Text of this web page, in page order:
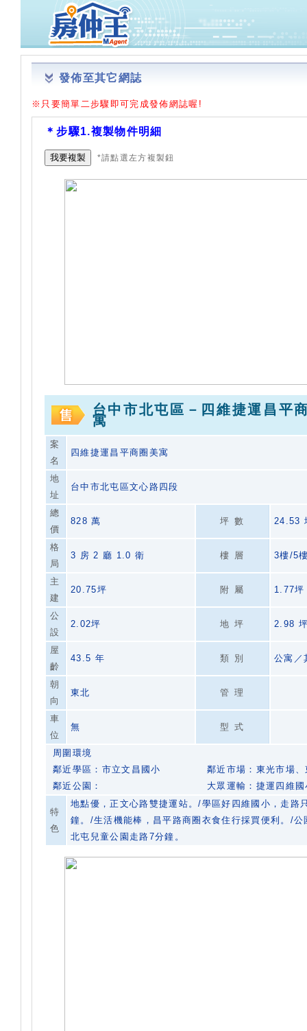
發佈至其它網誌
※只要簡單二步驟即可完成發佈網誌喔!
＊步驟1.複製物件明細
我要複製 *請點選左方複製鈕
台中市北屯區－四維捷運昌平
寓
案
名
四維捷運昌平商圈美寓
地
址
台中市北屯區文心路四段
總
價
828 萬 坪數 24.53
格
局
3 房 2 廳 1.0 衛 樓層 3樓/5
主
建
20.75坪 附屬 1.77坪
公
設
2.02坪 地坪 2.98
屋
齡
43.5 年 類別 公寓／
朝
向
東北 管理
車
位
無 型式
周圍環境
鄰近學區：市立文昌國小
鄰近市場：東光市場
鄰近公園：
大眾運輸：捷運四維
特
色
地點優，正文心路雙捷運站。/學區好四維國小，走路
鐘。/生活機能棒，昌平路商圈衣食住行採買便利。/公
北屯兒童公園走路7分鐘。